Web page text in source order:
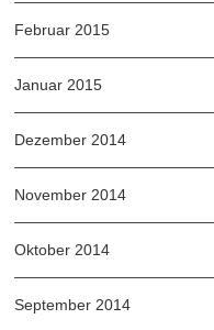
Februar 2015
Januar 2015
Dezember 2014
November 2014
Oktober 2014
September 2014